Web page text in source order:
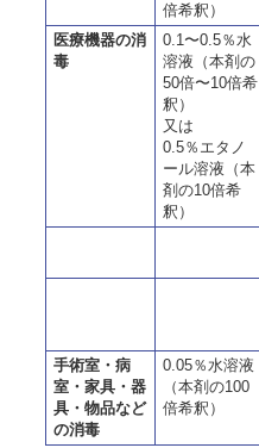
倍希釈）
医療機器の消
毒
0.1〜0.5％水
溶液（本剤の
50倍〜10倍希
釈）
又は
0.5％エタノ
ール溶液（本
剤の10倍希
釈）
手術室・病
室・家具・器
具・物品など
の消毒
0.05％水溶液
（本剤の100
倍希釈）